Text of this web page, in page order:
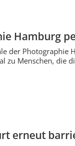
Hamburg
der Photographie
zu Menschen, die
erneut